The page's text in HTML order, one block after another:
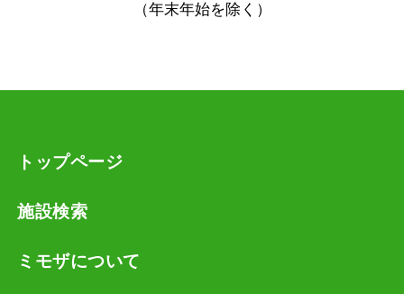
（年末年始を除く）
トップページ
施設検索
ミモザについて